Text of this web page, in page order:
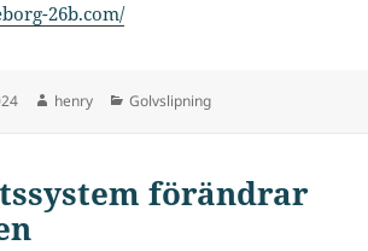
26b.com/
Författare
henry Kategorier
Golvslipning
förändrar